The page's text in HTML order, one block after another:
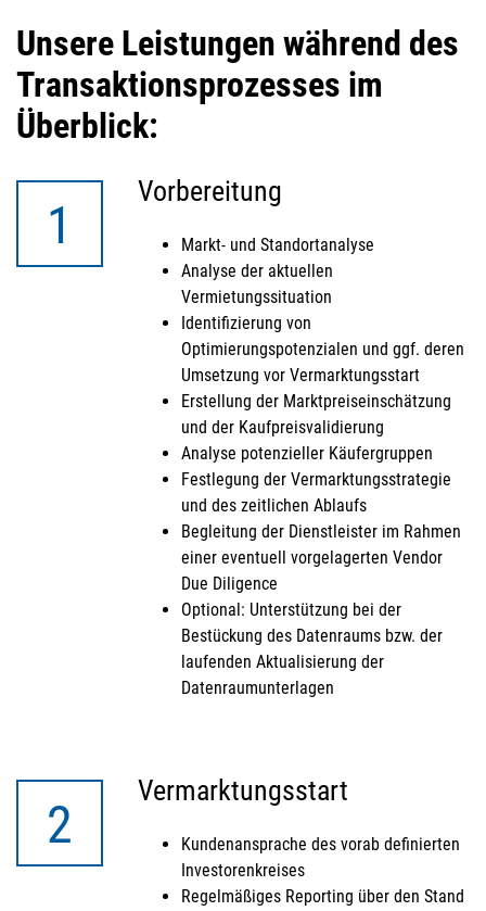
Unsere Leistungen während des
Transaktionsprozesses im
Überblick:
1
Vorbereitung
Markt- und Standortanalyse
Analyse der aktuellen
Vermietungssituation
Identifizierung von
Optimierungspotenzialen und ggf. deren
Umsetzung vor Vermarktungsstart
Erstellung der Marktpreiseinschätzung
und der Kaufpreisvalidierung
Analyse potenzieller Käufergruppen
Festlegung der Vermarktungsstrategie
und des zeitlichen Ablaufs
Begleitung der Dienstleister im Rahmen
einer eventuell vorgelagerten Vendor
Due Diligence
Optional: Unterstützung bei der
Bestückung des Datenraums bzw. der
laufenden Aktualisierung der
Datenraumunterlagen
2
Vermarktungsstart
Kundenansprache des vorab definierten
Investorenkreises
Regelmäßiges Reporting über den Stand